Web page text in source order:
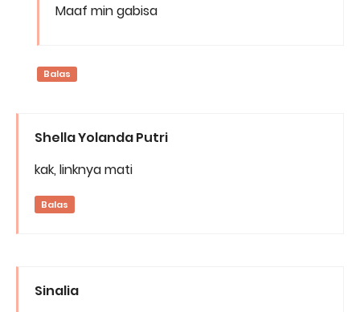
Maaf min gabisa
Balas
Shella Yolanda Putri
kak, linknya mati
Balas
Sinalia